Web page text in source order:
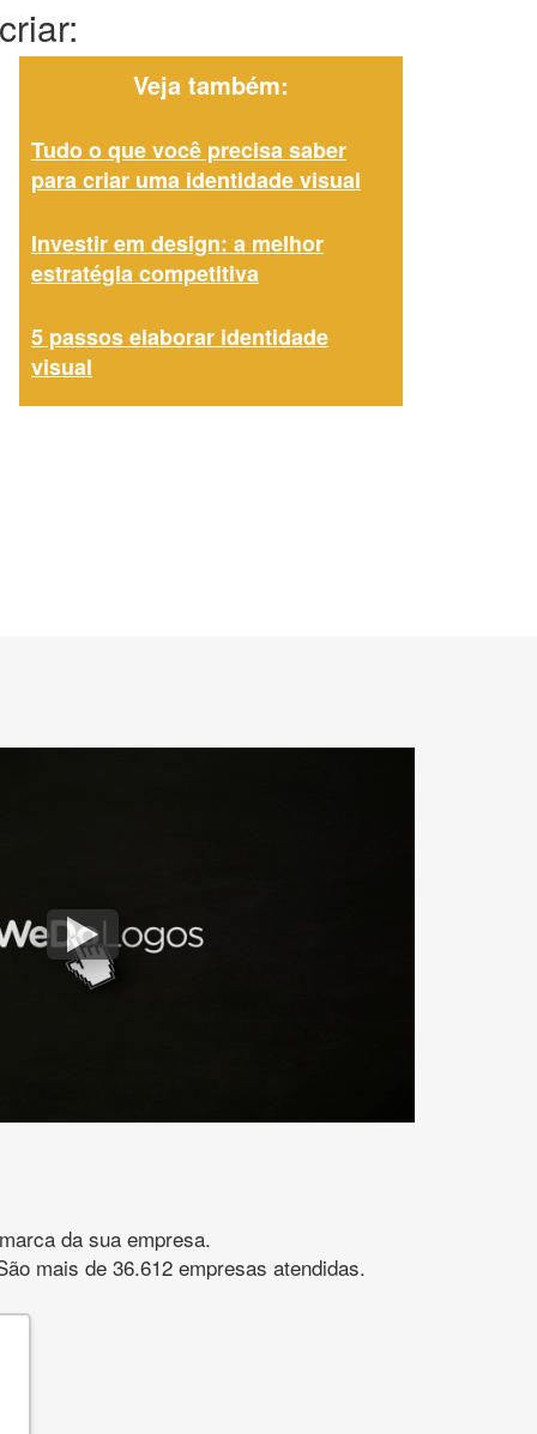
Veja também:
Tudo o que você precisa saber
para criar uma identidade visual
Investir em design: a melhor
estratégia competitiva
5 passos elaborar identidade
visual
da sua empresa.
mais de 36.612 empresas atendidas.